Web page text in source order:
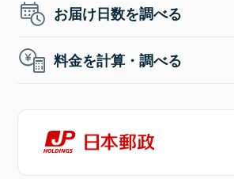
お届け日数を調べる
料金を計算・調べる